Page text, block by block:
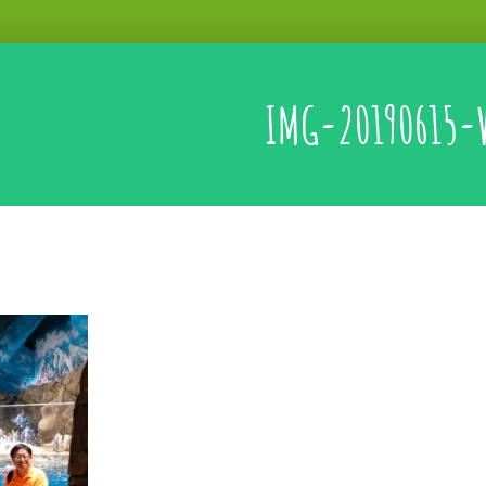
IMG-20190615-